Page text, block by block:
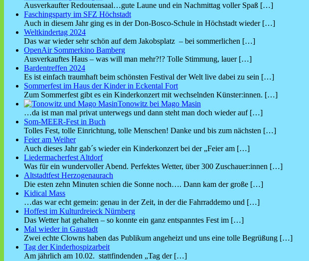
Ausverkaufter Redoutensaal…gute Laune und ein Nachmittag voller Spaß […]
Faschingsparty im SFZ Höchstadt
Auch in diesem Jahr ging es in der Don-Bosco-Schule in Höchstadt wieder […]
Weltkindertag 2024
Das war wieder sehr schön auf dem Jakobsplatz – bei sommerlichen […]
OpenAir Sommerkino Bamberg
Ausverkauftes Haus – was will man mehr?!? Tolle Stimmung, lauer […]
Bardentreffen 2024
Es ist einfach traumhaft beim schönsten Festival der Welt live dabei zu sein […]
Sommerfest im Haus der Kinder in Eckental Fort
Zum Sommerfest gibt es ein Kinderkonzert mit wechselnden Künster:innen. […]
Tonowitz bei Mago Masin
…da ist man mal privat unterwegs und dann steht man doch wieder auf […]
Som-MEER-Fest in Buch
Tolles Fest, tolle Einrichtung, tolle Menschen! Danke und bis zum nächsten […]
Feier am Weiher
Auch dieses Jahr gab´s wieder ein Kinderkonzert bei der „Feier am […]
Liedermacherfest Altdorf
Was für ein wundervoller Abend. Perfektes Wetter, über 300 Zuschauer:innen […]
Altstadtfest Herzogenaurach
Die esten zehn Minuten schien die Sonne noch…. Dann kam der große […]
Kidical Mass
…das war echt gemein: genau in der Zeit, in der die Fahrraddemo und […]
Hoffest im Kulturdreieck Nürnberg
Das Wetter hat gehalten – so konnte ein ganz entspanntes Fest im […]
Mal wieder in Gaustadt
Zwei echte Clowns haben das Publikum angeheizt und uns eine tolle Begrüßung […]
Tag der Kinderhospizarbeit
Am jährlich am 10.02. stattfindenden „Tag der […]